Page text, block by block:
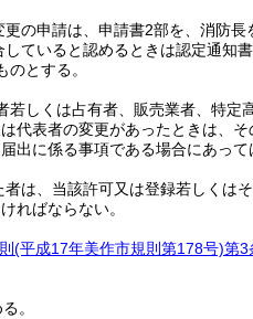
の申請は、申請書2部を、消防長
ていると認めるときは認定通知
とする。
しくは占有者、販売業者、特定
代表者の変更があったときは、
出に係る事項である場合にあって
は、当該許可又は登録若しくは
ればならない。
(平成17年美作市規則第178号)第3
。